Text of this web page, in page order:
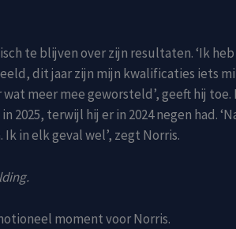
te blijven over zijn resultaten. ‘Ik
dit jaar zijn mijn kwalificaties iets
meer mee geworsteld’, geeft hij
2025, terwijl hij er in 2024 negen had.
in elk geval wel’, zegt Norris.
moment voor Norris.